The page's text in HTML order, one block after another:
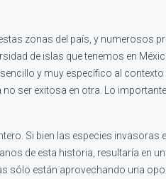
zonas del país, y numerosos
de islas que tenemos en
y muy específico al
ser exitosa en otra. Lo
Si bien las especies invasoras
de esta historia, resultaría en
sólo están aprovechando una